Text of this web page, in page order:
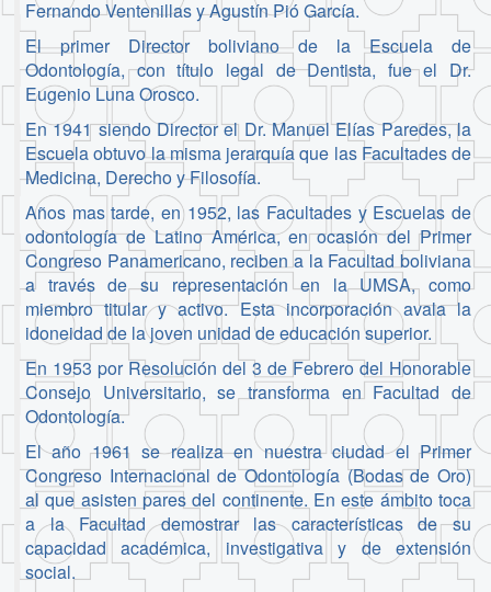
Fernando Ventenillas y Agustín Pió García.
El primer Director boliviano de la Escuela de
Odontología, con título legal de Dentista, fue el Dr.
Eugenio Luna Orosco.
En 1941 siendo Director el Dr. Manuel Elías Paredes, la
Escuela obtuvo la misma jerarquía que las Facultades de
Medicina, Derecho y Filosofía.
Años mas tarde, en 1952, las Facultades y Escuelas de
odontología de Latino América, en ocasión del Primer
Congreso Panamericano, reciben a la Facultad boliviana
a través de su representación en la UMSA, como
miembro titular y activo. Esta incorporación avala la
idoneidad de la joven unidad de educación superior.
En 1953 por Resolución del 3 de Febrero del Honorable
Consejo Universitario, se transforma en Facultad de
Odontología.
El año 1961 se realiza en nuestra ciudad el Primer
Congreso Internacional de Odontología (Bodas de Oro)
al que asisten pares del continente. En este ámbito toca
a la Facultad demostrar las características de su
capacidad académica, investigativa y de extensión
social.